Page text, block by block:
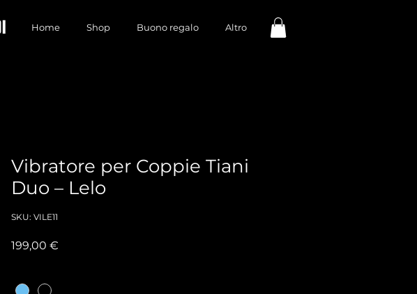
Home Shop Buono regalo Altro
Vibratore per Coppie Tiani
Duo – Lelo
SKU: VILE11
199,00 €